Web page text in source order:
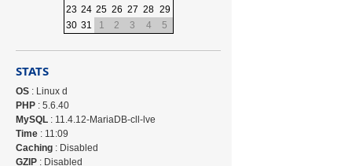
23 24 25 26 27 28 29
30 31 1 2 3 4 5
STATS
OS : Linux d
PHP : 5.6.40
MySQL : 11.4.12-MariaDB-cll-lve
Time : 11:09
Caching : Disabled
GZIP : Disabled